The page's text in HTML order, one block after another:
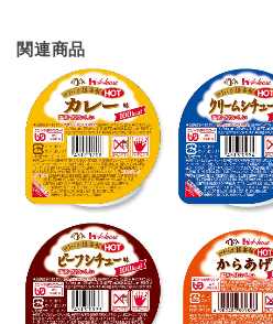
関連商品